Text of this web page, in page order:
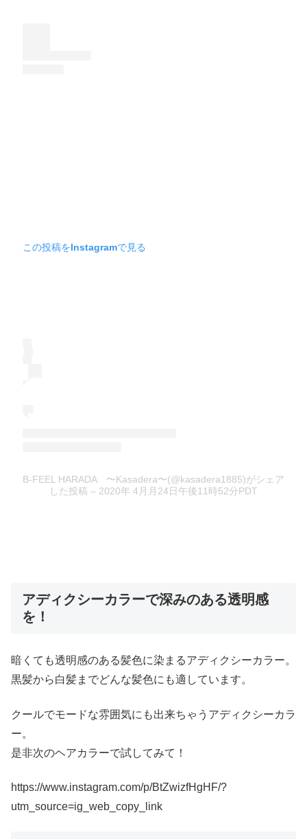
この投稿をInstagramで見る
B-FEEL HARADA 〜Kasadera〜(@kasadera1885)がシェア
した投稿 – 2020年 4月月24日午後11時52分PDT
アディクシーカラーで深みのある透明感
を！
暗くても透明感のある髪色に染まるアディクシーカラー。
黒髪から白髪までどんな髪色にも適しています。
クールでモードな雰囲気にも出来ちゃうアディクシーカラ
ー。
是非次のヘアカラーで試してみて！
https://www.instagram.com/p/BtZwizfHgHF/?
utm_source=ig_web_copy_link